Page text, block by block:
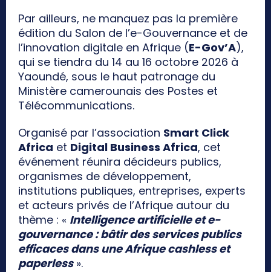
Par ailleurs, ne manquez pas la première
édition du Salon de l’e-Gouvernance et de
l’innovation digitale en Afrique (E-Gov’A),
qui se tiendra du 14 au 16 octobre 2026 à
Yaoundé, sous le haut patronage du
Ministère camerounais des Postes et
Télécommunications.
Organisé par l’association Smart Click
Africa et Digital Business Africa, cet
événement réunira décideurs publics,
organismes de développement,
institutions publiques, entreprises, experts
et acteurs privés de l’Afrique autour du
thème : « Intelligence artificielle et e-
gouvernance : bâtir des services publics
efficaces dans une Afrique cashless et
paperless».